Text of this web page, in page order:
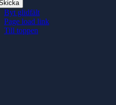
Byt glidfält
Page load link
Till toppen